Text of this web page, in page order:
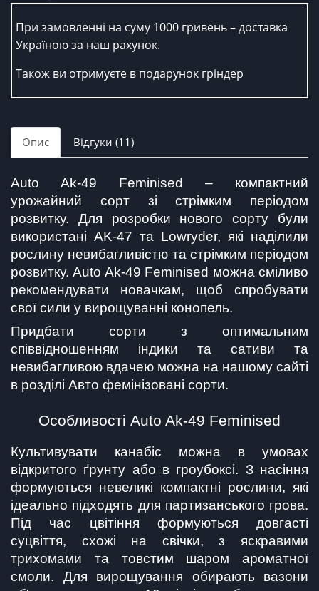
При замовленні на суму 1000 гривень – доставка
Україною за наш рахунок.
Також ви отримуєте в подарунок гріндер
Опис Відгуки (11)
Auto Ak-49 Feminised – компактний
урожайний сорт зі стрімким періодом
розвитку. Для розробки нового сорту були
використані AK-47 та Lowryder, які наділили
рослину невибагливістю та стрімким періодом
розвитку. Auto Ak-49 Feminised можна сміливо
рекомендувати новачкам, щоб спробувати
свої сили у вирощуванні конопель.
Придбати сорти з оптимальним
співвідношенням індики та сативи та
невибагливою вдачею можна на нашому сайті
в розділі Авто фемінізовані сорти.
Особливості Auto Ak-49 Feminised
Культивувати канабіс можна в умовах
відкритого ґрунту або в гроубоксі. З насіння
формуються невеликі компактні рослини, які
ідеально підходять для партизанського грова.
Під час цвітіння формуються довгасті
суцвіття, схожі на свічки, з яскравими
трихомами та товстим шаром ароматної
смоли. Для вирощування обирають вазони